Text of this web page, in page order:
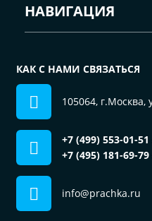
НАВИГАЦИЯ
КАК С НАМИ СВЯЗАТЬСЯ
105064, г.Москва,
+7 (499) 553-01-51
+7 (495) 181-69-79
info@prachka.ru